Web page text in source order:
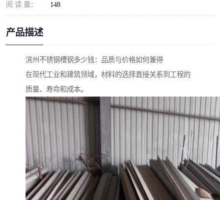
阅 读 量： 148
产品描述
滨州不锈钢槽钢多少钱：品质与价格如何兼得
在现代工业和建筑领域，材料的选择直接关系到工程的
质量、寿命和成本。